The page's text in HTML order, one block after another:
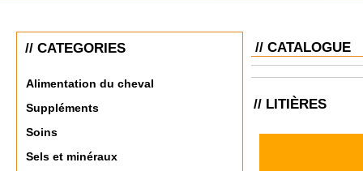
// CATEGORIES
Alimentation du cheval
Suppléments
Soins
Sels et minéraux
// CATALOGUE
// LITIÈRES